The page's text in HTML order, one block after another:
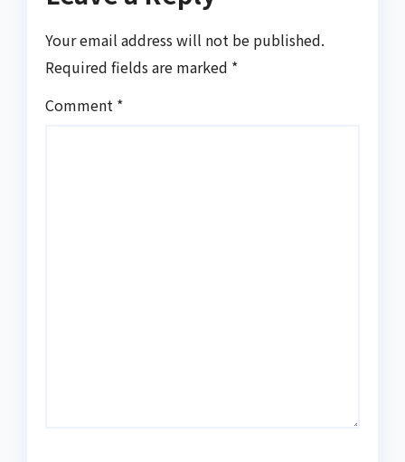
Your email address will not be published.
Required fields are marked *
Comment *